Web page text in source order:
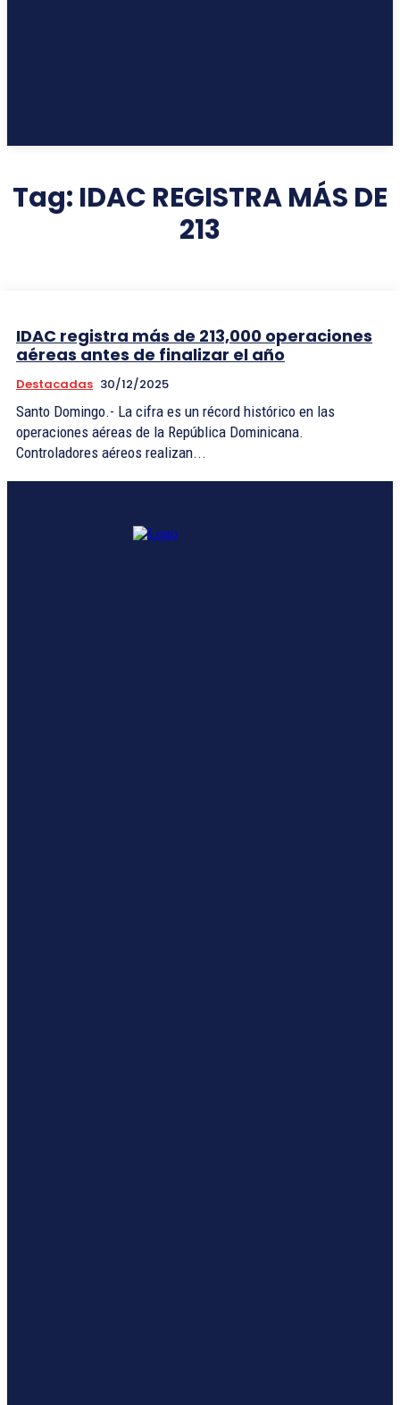
Tag: IDAC REGISTRA MÁS DE
213
IDAC registra más de 213,000 operaciones
aéreas antes de finalizar el año
Destacadas 30/12/2025
Santo Domingo.- La cifra es un récord histórico en las
operaciones aéreas de la República Dominicana.
Controladores aéreos realizan...